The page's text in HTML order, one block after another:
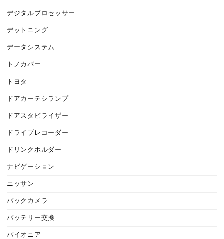
デジタルプロセッサー
デットニング
データシステム
トノカバー
トヨタ
ドアカーテシランプ
ドアスタビライザー
ドライブレコーダー
ドリンクホルダー
ナビゲーション
ニッサン
バックカメラ
バッテリー交換
パイオニア